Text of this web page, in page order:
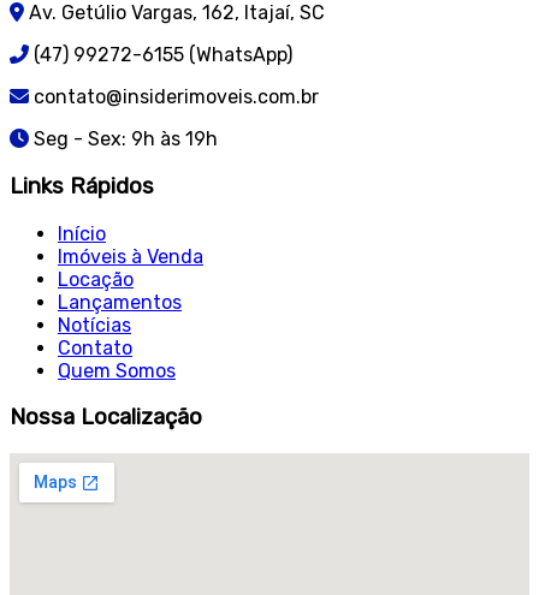
Av. Getúlio Vargas, 162, Itajaí, SC
(47) 99272-6155 (WhatsApp)
contato@insiderimoveis.com.br
Seg - Sex: 9h às 19h
Links Rápidos
Início
Imóveis à Venda
Locação
Lançamentos
Notícias
Contato
Quem Somos
Nossa Localização